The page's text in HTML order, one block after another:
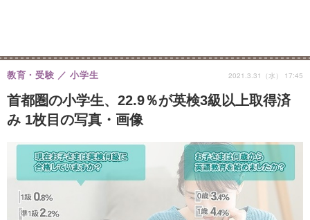
首都圏の小学生、22.9％が英検3級以上取得済
み 1枚目の写真・画像
教育・受験 小学生 2021.3.31（水） 17:45